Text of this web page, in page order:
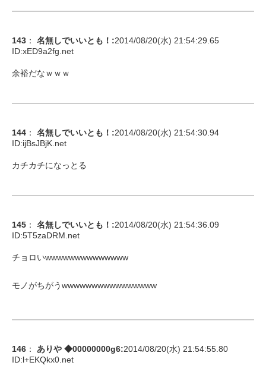
143 ： 名無しでいいとも！ :2014/08/20(水) 21:54:29.65
ID:xED9a2fg.net
余裕だなｗｗｗ
144 ： 名無しでいいとも！ :2014/08/20(水) 21:54:30.94
ID:ijBsJBjK.net
カチカチになっとる
145 ： 名無しでいいとも！ :2014/08/20(水) 21:54:36.09
ID:5T5zaDRM.net
チョロいwwwwwwwwwwwwww
モノがちがうwwwwwwwwwwwwwwww
146 ： ありや ◆00000000g6:2014/08/20(水) 21:54:55.80
ID:l+EKQkx0.net